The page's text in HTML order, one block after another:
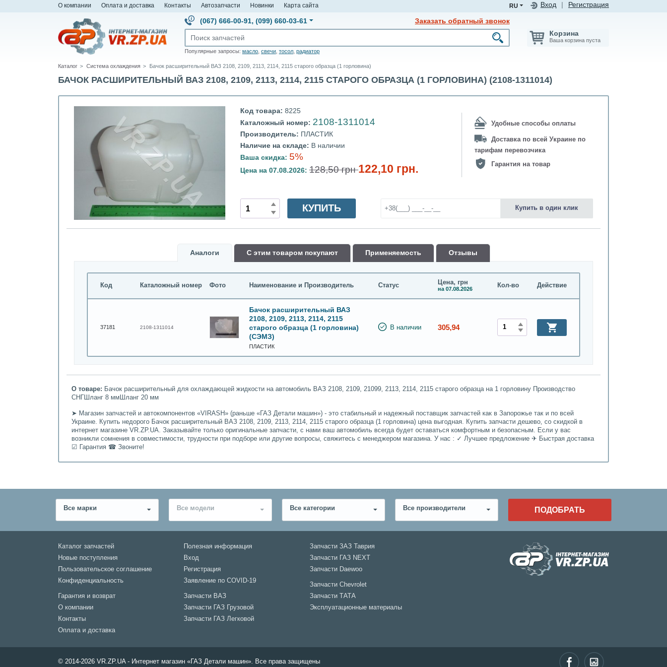
О компании Оплата и доставка Контакты Автозапчасти Новинки Карта сайта Вход Регистрация
RU
(067) 666-00-91, (099) 660-03-61 Заказать обратный звонок
Популярные запросы: масло свечи тосол радиатор
Корзина
Ваша корзина пуста
Каталог Система охлаждения Бачок расширительный ВАЗ 2108, 2109, 2113, 2114, 2115 старого образца (1 горловина)
БАЧОК РАСШИРИТЕЛЬНЫЙ ВАЗ 2108, 2109, 2113, 2114, 2115 СТАРОГО ОБРАЗЦА (1 ГОРЛОВИНА) (2108-1311014)
Код товара: 8225
Каталожный номер: 2108-1311014
Производитель: ПЛАСТИК
Наличие на складе: В наличии
Ваша скидка: 5%
Цена на 07.08.2026: 128,50 грн122,10 грн.
Удобные способы оплаты
Доставка по всей Украине по
тарифам перевозчика
Гарантия на товар
КУПИТЬ Купить в один клик
Аналоги С этим товаром покупают Применяемость Oтзывы
Код Каталожный номер Фото Наименование и Производитель Статус Цена, грн
на 07.08.2026 Кол-во Действие
37181 2108-1311014
Бачок расширительный ВАЗ
2108, 2109, 2113, 2114, 2115
старого образца (1 горловина)
(СЭМЗ)
ПЛАСТИК
В наличии 305,94
О товаре: Бачок расширительный для охлаждающей жидкости на автомобиль ВАЗ 2108, 2109, 21099, 2113, 2114, 2115 старого образца на 1 горловину Производство
СНГШланг 8 ммШланг 20 мм
➤ Магазин запчастей и автокомпонентов «VIRASH» (раньше «ГАЗ Детали машин») - это стабильный и надежный поставщик запчастей как в Запорожье так и по всей
Украине. Купить недорого Бачок расширительный ВАЗ 2108, 2109, 2113, 2114, 2115 старого образца (1 горловина) цена выгодная. Купить запчасти дешево, со скидкой в
интернет магазине VR.ZP.UA. Заказывайте только оригинальные запчасти, с нами ваш автомобиль всегда будет оставаться комфортным и безопасным. Если у вас
возникли сомнения в совместимости, трудности при подборе или другие вопросы, свяжитесь с менеджером магазина. У нас : ✓ Лучшее предложение ✈ Быстрая доставка
☑ Гарантия ☎ Звоните!
Все марки Все модели Все категории Все производители ПОДОБРАТЬ
Каталог запчастей
Новые поступления
Пользовательское соглашение
Конфиденциальность
Гарантия и возврат
О компании
Контакты
Оплата и доставка
Полезная информация
Вход
Регистрация
Заявление по COVID-19
Запчасти ВАЗ
Запчасти ГАЗ Грузовой
Запчасти ГАЗ Легковой
Запчасти ЗАЗ Таврия
Запчасти ГАЗ NEXT
Запчасти Daewoo
Запчасти Chevrolet
Запчасти ТАТА
Эксплуатационные материалы
© 2014-2026 VR.ZP.UA - Интернет магазин «ГАЗ Детали машин». Все права защищены